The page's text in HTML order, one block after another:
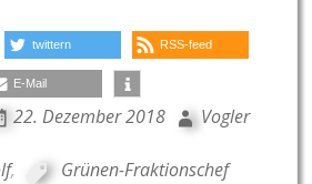
twittern RSS-feed
E-Mail
22. Dezember 2018 Vogler
,
Grünen-Fraktionschef